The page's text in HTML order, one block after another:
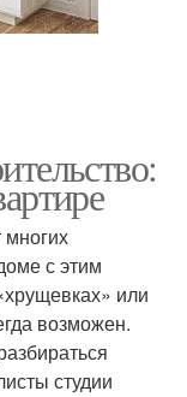
многих
с этим
или
возможен.
студии